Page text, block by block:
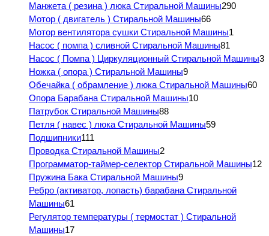
Манжета ( резина ) люка Стиральной Машины290
Мотор ( двигатель ) Стиральной Машины66
Мотор вентилятора сушки Стиральной Машины1
Насос ( помпа ) сливной Стиральной Машины81
Насос ( Помпа ) Циркуляционный Стиральной Машины3
Ножка ( опора ) Стиральной Машины9
Обечайка ( обрамление ) люка Стиральной Машины60
Опора Барабана Стиральной Машины10
Патрубок Стиральной Машины88
Петля ( навес ) люка Стиральной Машины59
Подшипники111
Проводка Стиральной Машины2
Программатор-таймер-селектор Стиральной Машины12
Пружина Бака Стиральной Машины9
Ребро (активатор, лопасть) барабана Стиральной
Машины61
Регулятор температуры ( термостат ) Стиральной
Машины17